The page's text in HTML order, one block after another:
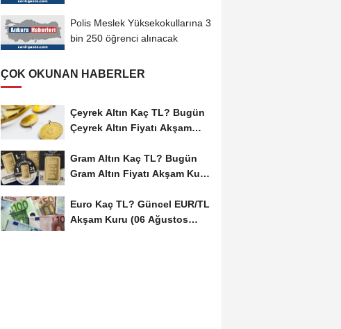
Polis Meslek Yüksekokullarına 3
bin 250 öğrenci alınacak
ÇOK OKUNAN HABERLER
Çeyrek Altın Kaç TL? Bugün
Çeyrek Altın Fiyatı Akşam
Gram Altın Kaç TL? Bugün
Gram Altın Fiyatı Akşam Kuru
Euro Kaç TL? Güncel EUR/TL
Akşam Kuru (06 Ağustos